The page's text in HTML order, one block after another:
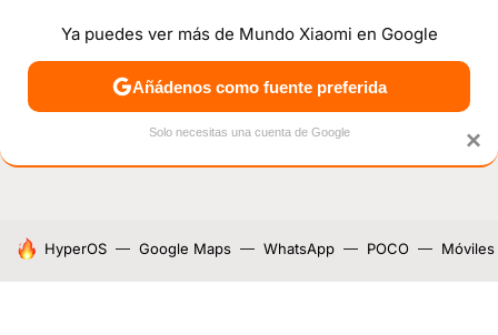
NOTICIAS MÓVILES TUTORIALES OFERTAS
HOY SE HABLA DE
HyperOS Google Maps WhatsApp POCO Móviles
×
Ya puedes ver más de Mundo Xiaomi en Google
Añádenos como fuente preferida
Solo necesitas una cuenta de Google